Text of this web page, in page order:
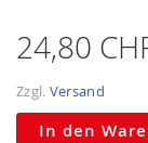
24,80
Zzgl. Versand
In den